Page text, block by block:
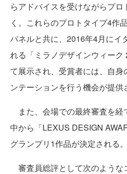
らアドバイスを受けながらプ
く。これらのプロトタイプ4作
パネルと共に、2016年4月にイ
れる「ミラノデザインウィー
て展示され、受賞者には、自
ンテーションを行う機会が提供
また、会場での最終審査を経
中から「LEXUS DESIGN
グランプリ1作品が決定される。
審査員総評として次のような